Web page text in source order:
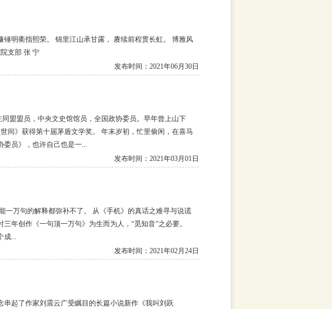
明衢指熙荣。 锦里江山承甘露， 赓续前程贯长虹。 博雅风
支部 张 宁
发布时间：2021年06月30日
盟盟员，中央文史馆馆员，全国政协委员。早年曾上山下
间》获得第十届茅盾文学奖。 年末岁初，忙里偷闲，在喜马
委员》，也许自己也是一...
发布时间：2021年03月01日
万句的解释都弥补不了。 从《手机》的真话之难寻与说谎
年创作《一句顶一万句》为生而为人，“觅知音”之必要。
成...
发布时间：2021年02月24日
起了作家刘震云广受瞩目的长篇小说新作《我叫刘跃